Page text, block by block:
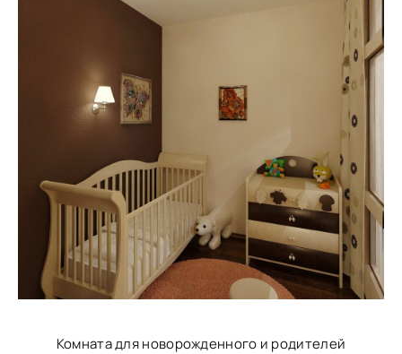
Комната для новорожденного и родителей